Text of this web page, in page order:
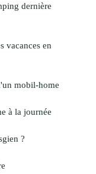
dernière
vacances en
mobil-home
à la journée
?